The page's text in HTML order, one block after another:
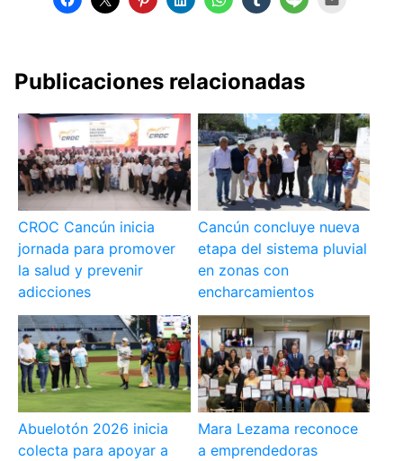
Publicaciones relacionadas
CROC Cancún inicia
jornada para promover
la salud y prevenir
adicciones
Cancún concluye nueva
etapa del sistema pluvial
en zonas con
encharcamientos
Abuelotón 2026 inicia
colecta para apoyar a
Mara Lezama reconoce
a emprendedoras